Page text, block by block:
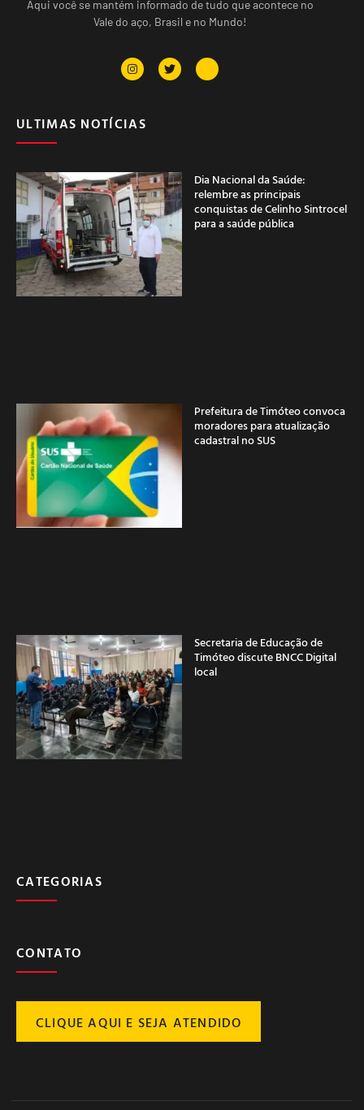
Aqui você se mantém informado de tudo que acontece no
Vale do aço, Brasil e no Mundo!
ULTIMAS NOTÍCIAS
Dia Nacional da Saúde:
relembre as principais
conquistas de Celinho Sintrocel
para a saúde pública
Prefeitura de Timóteo convoca
moradores para atualização
cadastral no SUS
Secretaria de Educação de
Timóteo discute BNCC Digital
local
CATEGORIAS
CONTATO
CLIQUE AQUI E SEJA ATENDIDO